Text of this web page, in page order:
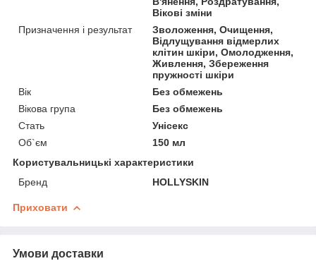
Вікові зміни
Призначення і результат
Зволоження, Очищення,
Відлущування відмерлих
клітин шкіри, Омолодження,
Живлення, Збереження
пружності шкіри
Вік
Без обмежень
Вікова група
Без обмежень
Стать
Унісекс
Об`єм
150 мл
Користувальницькі характеристики
Бренд
HOLLYSKIN
Приховати
Умови доставки